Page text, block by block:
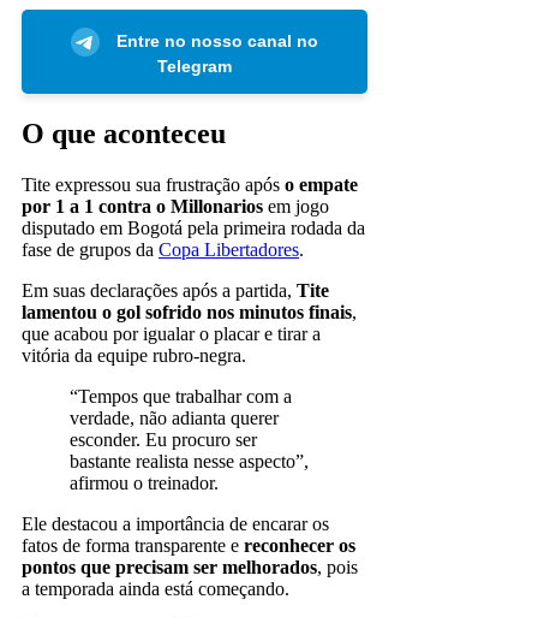
Entre no nosso canal no
Telegram
O que aconteceu
Tite expressou sua frustração após o empate
por 1 a 1 contra o Millonarios em jogo
disputado em Bogotá pela primeira rodada da
fase de grupos da Copa Libertadores.
Em suas declarações após a partida, Tite
lamentou o gol sofrido nos minutos finais,
que acabou por igualar o placar e tirar a
vitória da equipe rubro-negra.
“Tempos que trabalhar com a
verdade, não adianta querer
esconder. Eu procuro ser
bastante realista nesse aspecto”,
afirmou o treinador.
Ele destacou a importância de encarar os
fatos de forma transparente e reconhecer os
pontos que precisam ser melhorados, pois
a temporada ainda está começando.